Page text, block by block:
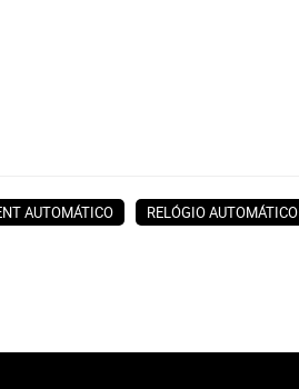
AUTOMÁTICO RELÓGIO AUTOMÁTICO